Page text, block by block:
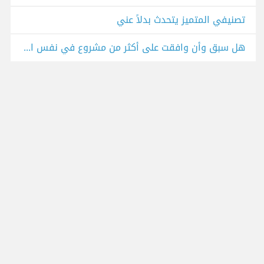
تصنيفي المتميز يتحدث بدلاً عني
هل سبق وأن وافقت على أكثر من مشروع في نفس الوقت؟